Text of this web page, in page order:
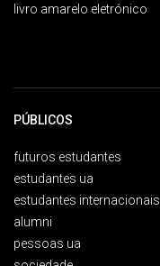
livro amarelo eletrónico
PÚBLICOS
futuros estudantes
estudantes ua
estudantes internacionais
alumni
pessoas ua